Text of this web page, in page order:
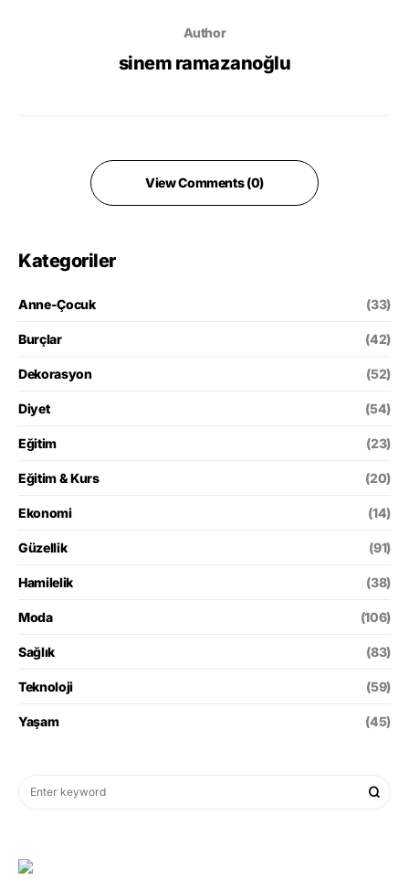
Author
sinem ramazanoğlu
View Comments (0)
Kategoriler
Anne-Çocuk (33)
Burçlar (42)
Dekorasyon (52)
Diyet (54)
Eğitim (23)
Eğitim & Kurs (20)
Ekonomi (14)
Güzellik (91)
Hamilelik (38)
Moda (106)
Sağlık (83)
Teknoloji (59)
Yaşam (45)